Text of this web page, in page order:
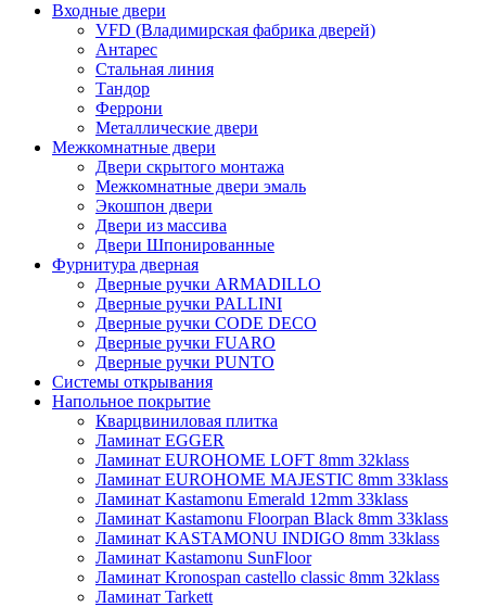
Входные двери
VFD (Владимирская фабрика дверей)
Антарес
Стальная линия
Тандор
Феррони
Металлические двери
Межкомнатные двери
Двери скрытого монтажа
Межкомнатные двери эмаль
Экошпон двери
Двери из массива
Двери Шпонированные
Фурнитура дверная
Дверные ручки ARMADILLO
Дверные ручки PALLINI
Дверные ручки CODE DECO
Дверные ручки FUARO
Дверные ручки PUNTO
Системы открывания
Напольное покрытие
Кварцвиниловая плитка
Ламинат EGGER
Ламинат EUROHOME LOFT 8mm 32klass
Ламинат EUROHOME MAJESTIC 8mm 33klass
Ламинат Kastamonu Emerald 12mm 33klass
Ламинат Kastamonu Floorpan Black 8mm 33klass
Ламинат KASTAMONU INDIGO 8mm 33klass
Ламинат Kastamonu SunFloor
Ламинат Kronospan castello classic 8mm 32klass
Ламинат Tarkett